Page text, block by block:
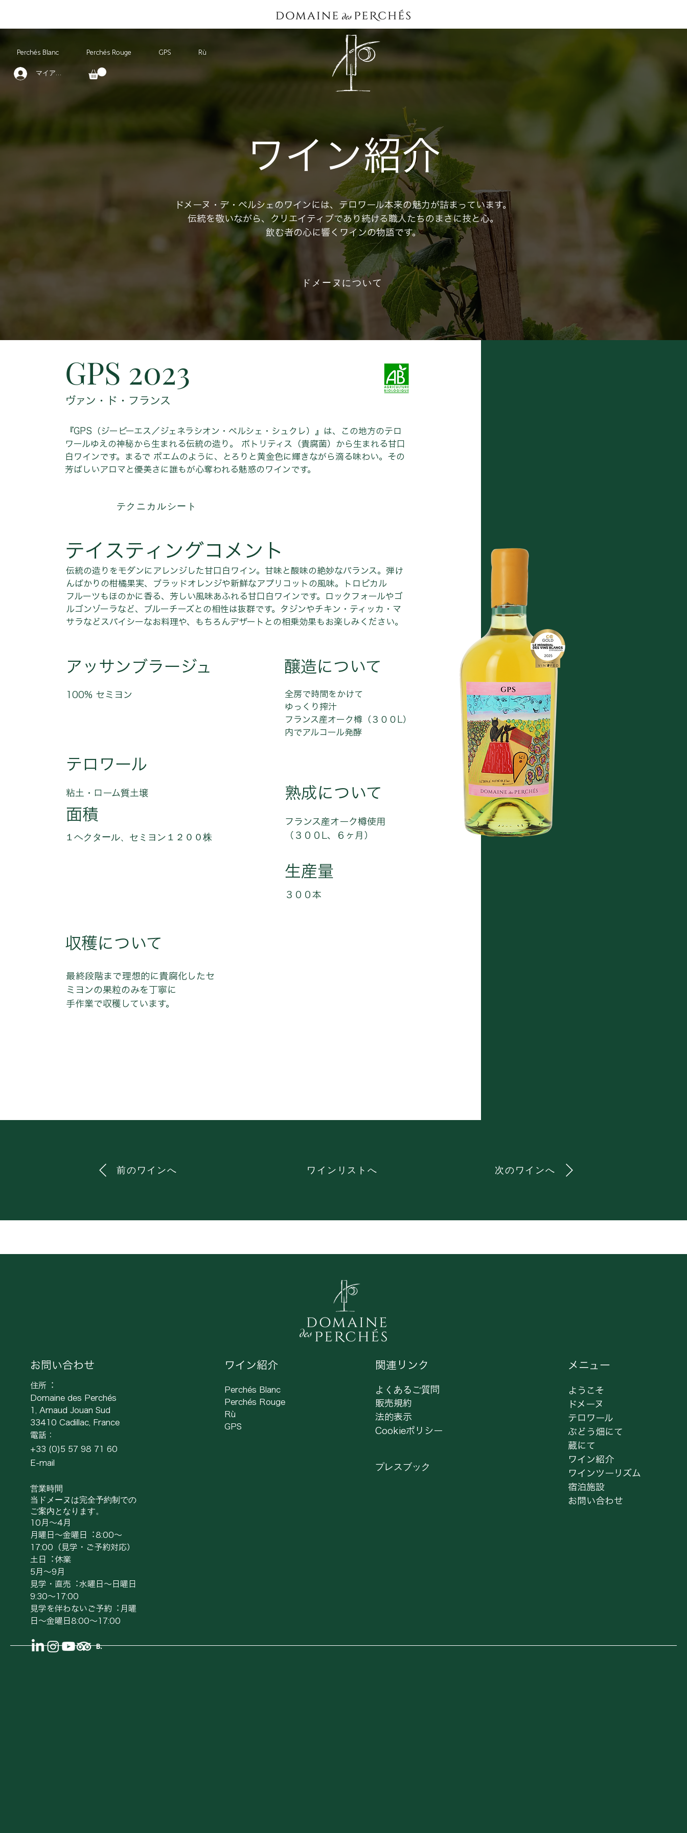
Perchés Blanc Perchés Rouge GPS Rù
マイアカウント
ワイン紹介
ドメーヌ・デ・ペルシェのワインには、テロワール本来の魅力が詰まっています。
伝統を敬いながら、クリエイティブであり続ける職人たちのまさに技と心。
飲む者の心に響くワインの物語です。
ドメーヌについて
GPS 2023
ヴァン・ド・フランス
『GPS（ジーピーエス／ジェネラシオン・ペルシェ・シュクレ）』は、この地方のテロ
ワールゆえの神秘から生まれる伝統の造り。 ボトリティス（貴腐菌）から生まれる甘口
白ワインです。まるで ポエムのように、とろりと黄金色に輝きながら滴る味わい。その
芳ばしいアロマと優美さに誰もが心奪われる魅惑のワインです。
テクニカルシート
テイスティングコメント
伝統の造りをモダンにアレンジした甘口白ワイン。甘味と酸味の絶妙なバランス。弾け
んばかりの柑橘果実、ブラッドオレンジや新鮮なアプリコットの風味。トロピカル
フルーツもほのかに香る、芳しい風味あふれる甘口白ワインです。ロックフォールやゴ
ルゴンゾーラなど、ブルーチーズとの相性は抜群です。タジンやチキン・ティッカ・マ
サラなどスパイシーなお料理や、もちろんデザートとの相乗効果もお楽しみください。
アッサンブラージュ
100% セミヨン
醸造について
全房で時間をかけて
ゆっくり搾汁
フランス産オーク樽（３００L）
内でアルコール発酵
テロワール
粘土・ローム質土壌
面積
１ヘクタール、セミヨン１２００株
熟成について
フランス産オーク樽使用
（３００L、６ヶ月）
生産量
３００本
収穫について
最終段階まで理想的に貴腐化したセ
ミヨンの果粒のみを丁寧に
手作業で収穫しています。
前のワインへ ワインリストへ 次のワインへ
お問い合わせ
住所︓
Domaine des Perchés
1, Arnaud Jouan Sud
33410 Cadillac, France
電話：
+33 (0)5 57 98 71 60
E-mail
営業時間
当ドメーヌは完全予約制での
ご案内となります。
10⽉〜4⽉
⽉曜⽇〜⾦曜⽇︓8:00〜
17:00（⾒学・ご予約対応）
⼟⽇︓休業
5⽉〜9⽉
⾒学・直売︓⽔曜⽇〜⽇曜⽇
9:30〜17:00
⾒学を伴わないご予約︓⽉曜
⽇〜⾦曜⽇8:00〜17:00
ワイン紹介
Perchés Blanc
Perchés Rouge
Rù
GPS ​
関連リンク
よくあるご質問
販売規約
法的表⽰
Cookieポリシー
プレスブック
メニュー
ようこそ
ドメーヌ
テロワール
ぶどう畑にて
蔵にて
ワイン紹介
ワインツーリズム
宿泊施設
お問い合わせ